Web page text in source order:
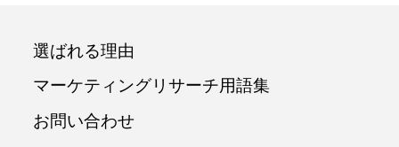
選ばれる理由
マーケティングリサーチ用語集
お問い合わせ